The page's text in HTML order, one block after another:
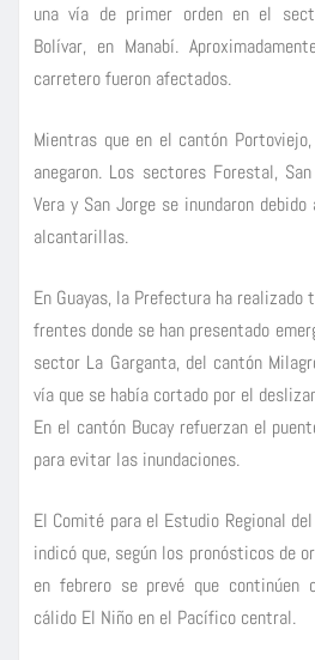
una vía de primer orden en el
Bolívar, en Manabí.
carretero fueron afectados.
Mientras que en el cantón
anegaron. Los sectores Forestal,
Vera y San Jorge se inundaron
alcantarillas.
En Guayas, la Prefectura ha realizado
frentes donde se han presentado
sector La Garganta, del cantón
vía que se había cortado por el
En el cantón Bucay refuerzan el
para evitar las inundaciones.
El Comité para el Estudio Regional
indicó que, según los pronósticos de
en febrero se prevé que continúen
cálido El Niño en el Pacífico central.